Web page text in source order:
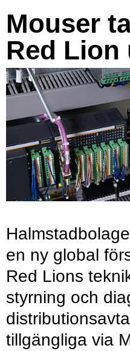
Mouser
Red Lion
en ny global
Red Lions
styrning och
tillgängliga via